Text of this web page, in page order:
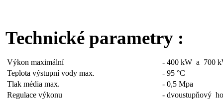
Technické parametry :
Výkon maximální - 400 kW a 700
Teplota výstupní vody max.
- 95 °C
Tlak média max.
- 0,5 Mpa
Regulace výkonu
- dvoustupňový